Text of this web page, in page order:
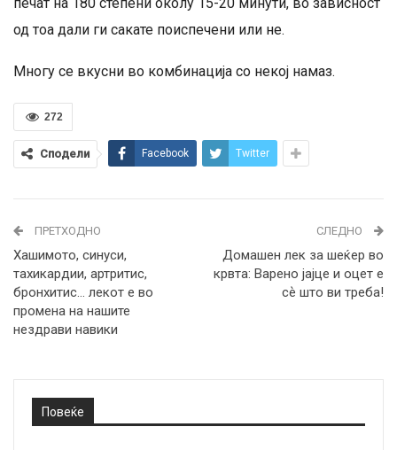
од тоа дали ги сакате поиспечени или не.
Многу се вкусни во комбинација со некој намаз.
272
Сподели Facebook Twitter
ПРЕТХОДНО
Хашимото, синуси,
тахикардии, артритис,
бронхитис… лекот е во
промена на нашите
нездрави навики
СЛЕДНО
Домашен лек за шеќер во
крвта: Варено јајце и оцет е
сѐ што ви треба!
Повеќе